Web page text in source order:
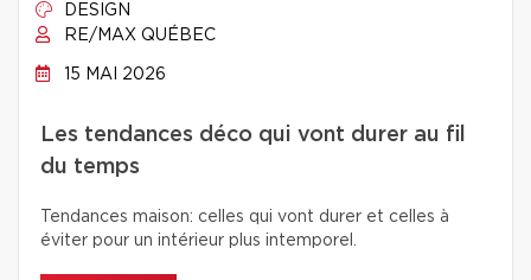
DESIGN
RE/MAX QUÉBEC
15 MAI 2026
Les tendances déco qui vont durer au fil
du temps
Tendances maison: celles qui vont durer et celles à
éviter pour un intérieur plus intemporel.